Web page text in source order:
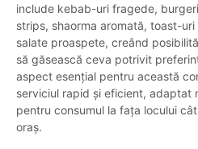
include kebab-uri fragede,
strips, shaorma aromată, toast-
salate proaspete, creând
să găsească ceva potrivit
aspect esențial pentru această
serviciul rapid și eficient, adaptat
pentru consumul la fața locului
oraș.